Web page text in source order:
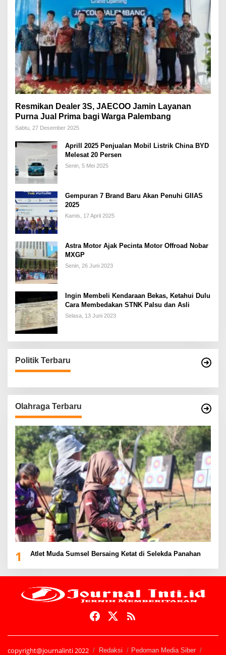
Resmikan Dealer 3S, JAECOO Jamin Layanan
Purna Jual Prima bagi Warga Palembang
Sabtu, 27 Desember 2025
Aprill 2025 Penjualan Mobil Listrik China BYD
Melesat 20 Persen
Senin, 5 Mei 2025
Gempuran 7 Brand Baru Akan Penuhi GIIAS
2025
Kamis, 17 April 2025
Astra Motor Ajak Pecinta Motor Offroad Nobar
MXGP
Senin, 26 Juni 2023
Ingin Membeli Kendaraan Bekas, Ketahui Dulu
Cara Membedakan STNK Palsu dan Asli
Selasa, 13 Juni 2023
Politik Terbaru
Olahraga Terbaru
1 Atlet Muda Sumsel Bersaing Ketat di Selekda Panahan
copyright@journalinti 2022 Redaksi Pedoman Media Siber